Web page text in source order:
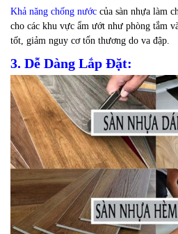
Khả năng chống nước của sàn nhựa làm
cho các khu vực ẩm ướt như phòng tắm
tốt, giảm nguy cơ tổn thương do va đập.
3. Dễ Dàng Lắp Đặt: